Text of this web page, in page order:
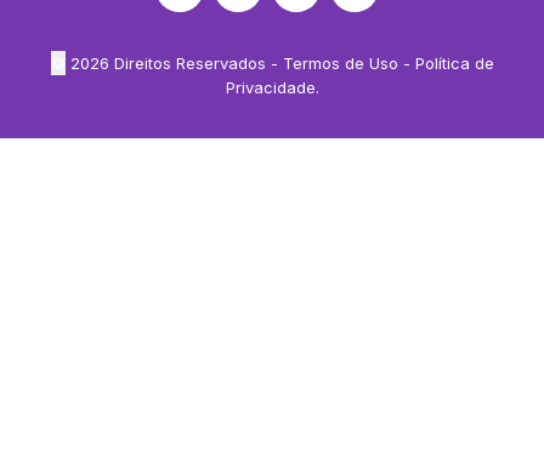
2026 Direitos Reservados - Termos de Uso - Política de
Privacidade.